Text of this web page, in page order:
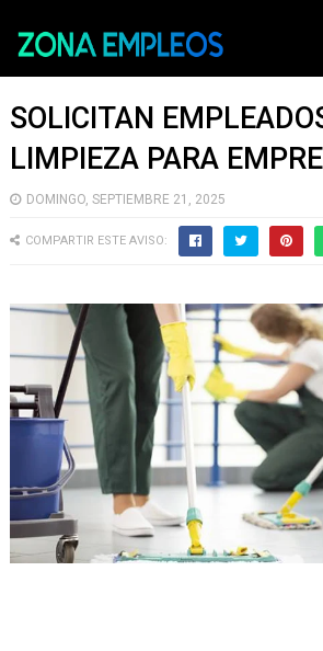
SOLICITAN
LIMPIEZA PARA
DOMINGO, SEPTIEMBRE 21, 2025
COMPARTIR ESTE AVISO: